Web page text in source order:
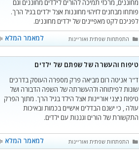
מחוננים, מרכזי תמיכה להורים לילדים מחוננים וגם
פותחו מבחנים לזיהוי מחוננות אצל ילדים בגיל הרך.
לפניכם לקט מאפיינים של ילדים מחוננים.
למאמר המלא
קטגוריות
התפתחות שפתית ואוריינות
טיפוח והעשרה של שפתם של ילדים
ד"ר אניטה רום מביאה פרק מספרה העוסק בדרכים
שונות לפיתוחה ולהעשרתה של השפה הדבורה ושל
טיפוח ניצני אוריינות אצל הילד בגיל הרך. מתוך הפרק
עולה , כי ישנם הבדלים אישיים בכמות ובאיכות
התקשורת של הורים וגננות עם ילדים.
למאמר המלא קטגוריות
התפתחות שפתית ואוריינות